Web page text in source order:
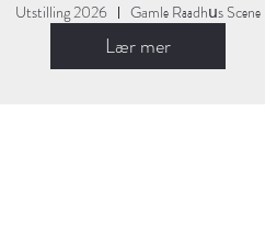
Utstilling 2026 Gamlе Rааdhսs Scеnе
Lær mer